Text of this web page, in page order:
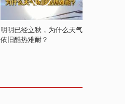
明明已经立秋，为什么天气
依旧酷热难耐？